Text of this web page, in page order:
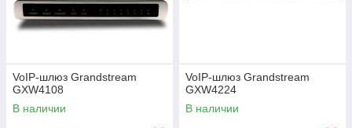
VoIP-шлюз Grandstream
GXW4108
В наличии
VoIP-шлюз Grandstream
GXW4224
В наличии